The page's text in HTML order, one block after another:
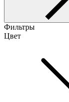
Фильтры
Цвет